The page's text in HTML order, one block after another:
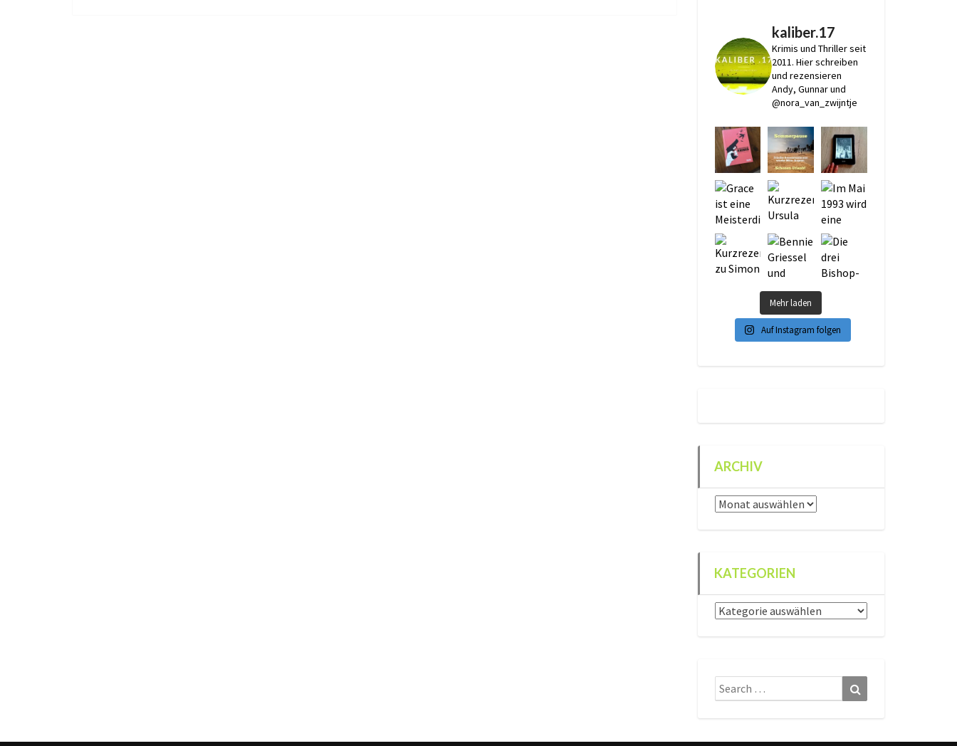
kaliber.17
Krimis und Thriller seit
2011. Hier schreiben
und rezensieren
Andy, Gunnar und
@nora_van_zwijntje
Mehr laden
Auf Instagram folgen
ARCHIV
Archiv
KATEGORIEN
Kategorien
Search
for: